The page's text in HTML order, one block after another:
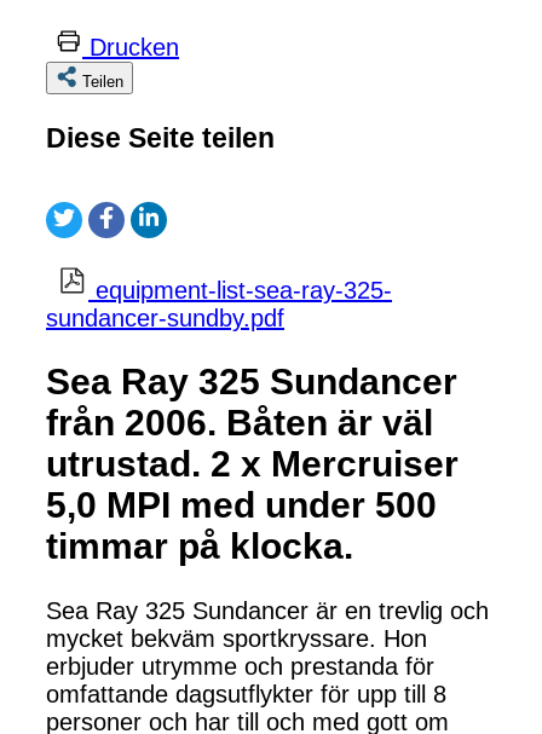
Drucken
Teilen
Diese Seite teilen
equipment-list-sea-ray-325-
sundancer-sundby.pdf
Sea Ray 325 Sundancer
från 2006. Båten är väl
utrustad. 2 x Mercruiser
5,0 MPI med under 500
timmar på klocka.
Sea Ray 325 Sundancer är en trevlig och
mycket bekväm sportkryssare. Hon
erbjuder utrymme och prestanda för
omfattande dagsutflykter för upp till 8
personer och har till och med gott om